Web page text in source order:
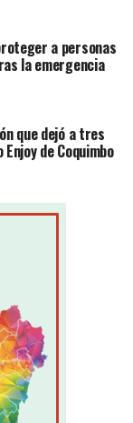
a personas
la emergencia
que dejó a tres
de Coquimbo